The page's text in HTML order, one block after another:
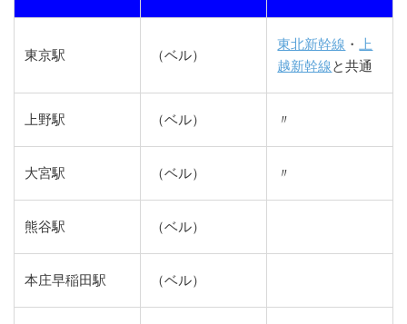
東京駅 （ベル）
東北新幹線 ・上
越新幹線と共通
上野駅 （ベル） 〃
大宮駅 （ベル） 〃
熊谷駅 （ベル）
本庄早稲田駅 （ベル）